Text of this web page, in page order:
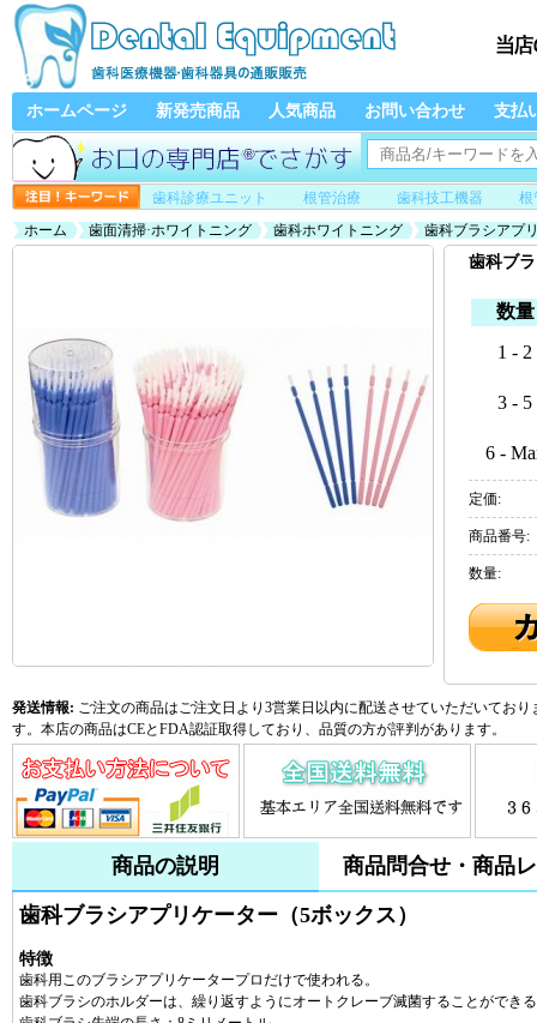
ホームページ 新発売商品 人気商品 お問い合わせ 支払
歯科診療ユニット 根管治療 歯科技工機器
根
ホーム
歯面清掃·ホワイトニング 歯科ホワイトニング 歯科ブラシアプ
歯科ブ
数量
1 - 2
3 - 5
6 -
定価:
商品番号:
数量:
発送情報: ご注文の商品はご注文日より3営業日以内に配送させていただいてお
す。本店の商品はCEとFDA認証取得しており、品質の方が評判があります。
商品の説明 商品問合せ・商品
歯科ブラシアプリケーター（5ボックス）
特徴
歯科用このブラシアプリケータープロだけで使われる。
歯科ブラシのホルダーは、繰り返すようにオートクレーブ滅菌することができ